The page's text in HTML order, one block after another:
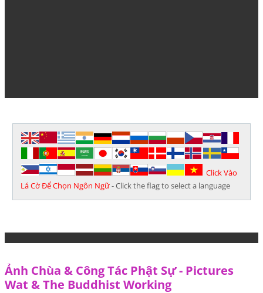
Click Vào
Lá Cờ Để Chọn Ngôn Ngữ- Click the flag to select a language
Ảnh Chùa & Công Tác Phật Sự - Pictures
Wat & The Buddhist Working